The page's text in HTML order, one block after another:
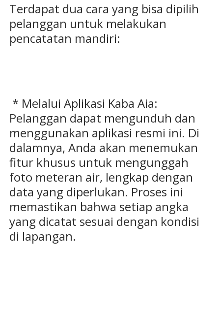
Terdapat dua cara yang bisa dipilih
pelanggan untuk melakukan
pencatatan mandiri:
* Melalui Aplikasi Kaba Aia:
Pelanggan dapat mengunduh dan
menggunakan aplikasi resmi ini. Di
dalamnya, Anda akan menemukan
fitur khusus untuk mengunggah
foto meteran air, lengkap dengan
data yang diperlukan. Proses ini
memastikan bahwa setiap angka
yang dicatat sesuai dengan kondisi
di lapangan.